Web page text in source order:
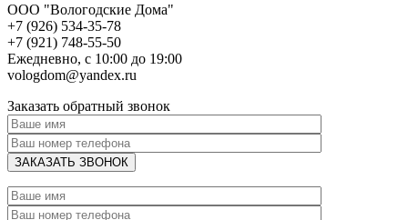
ООО "Вологодские Дома"
+7 (926) 534-35-78
+7 (921) 748-55-50
Ежедневно, с 10:00 до 19:00
vologdom@yandex.ru
Заказать обратный звонок